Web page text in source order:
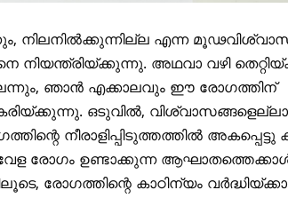
നിലനിൽക്കുന്നില്ല എന്ന
നിയന്ത്രിയ്ക്കുന്നു. അഥവാ വഴി
ഞാൻ എക്കാലവും ഈ രോഗത്തിന്
ഒടുവിൽ,
നീരാളിപ്പിടുത്തത്തിൽ
രോഗം ഉണ്ടാക്കുന്ന
രോഗത്തിന്റെ കാഠിന്യം